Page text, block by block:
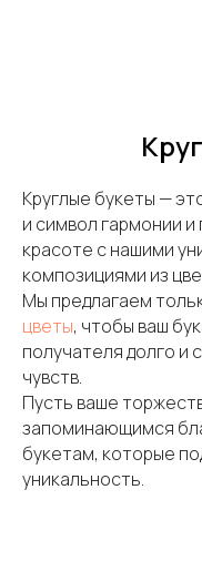
Круглые букеты —
и символ гармонии
красоте с нашими
композициями из
Мы предлагаем
цветы, чтобы ваш
получателя долго и
чувств.
Пусть ваше
запоминающимся
букетам, которые
уникальность.